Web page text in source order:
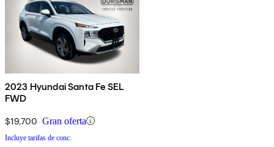
2023 Hyundai Santa Fe SEL
FWD
$19,700 Gran oferta
Incluye tarifas de conc.